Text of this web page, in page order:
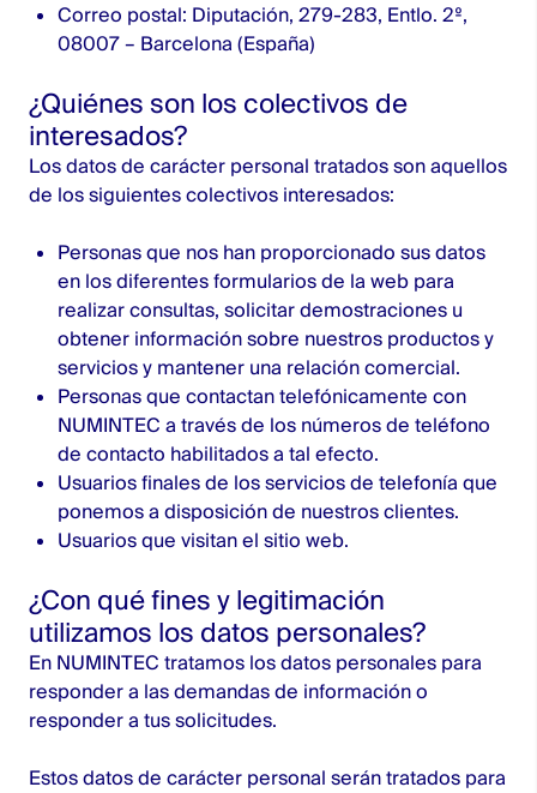
Correo postal: Diputación, 279-283, Entlo. 2º,
08007 – Barcelona (España)
¿Quiénes son los colectivos de
interesados?
Los datos de carácter personal tratados son aquellos
de los siguientes colectivos interesados:
Personas que nos han proporcionado sus datos
en los diferentes formularios de la web para
realizar consultas, solicitar demostraciones u
obtener información sobre nuestros productos y
servicios y mantener una relación comercial.
Personas que contactan telefónicamente con
NUMINTEC a través de los números de teléfono
de contacto habilitados a tal efecto.
Usuarios finales de los servicios de telefonía que
ponemos a disposición de nuestros clientes.
Usuarios que visitan el sitio web.
¿Con qué fines y legitimación
utilizamos los datos personales?
En NUMINTEC tratamos los datos personales para
responder a las demandas de información o
responder a tus solicitudes.
Estos datos de carácter personal serán tratados para